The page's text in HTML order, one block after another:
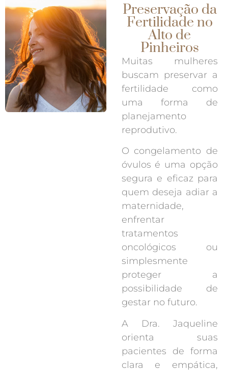
Preservação da
Fertilidade no
Alto de
Pinheiros
Muitas mulheres
buscam preservar a
fertilidade como
uma forma de
planejamento
reprodutivo.
O congelamento de
óvulos é uma opção
segura e eficaz para
quem deseja adiar a
maternidade,
enfrentar
tratamentos
oncológicos ou
simplesmente
proteger a
possibilidade de
gestar no futuro.
A Dra. Jaqueline
orienta suas
pacientes de forma
clara e empática,